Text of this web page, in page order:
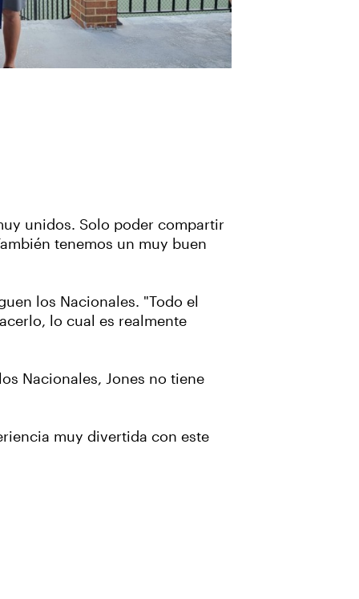
unidos. Solo poder compartir
tenemos un muy buen
los Nacionales. "Todo el
lo cual es realmente
Nacionales, Jones no tiene
muy divertida con este